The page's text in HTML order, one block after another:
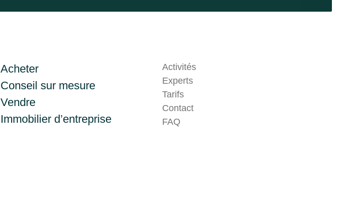
Acheter
Conseil sur mesure
Vendre
Immobilier d’entreprise
Activités
Experts
Tarifs
Contact
FAQ